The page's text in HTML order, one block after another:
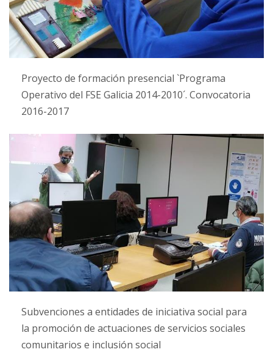
Proyecto de formación presencial `Programa
Operativo del FSE Galicia 2014-2010´. Convocatoria
2016-2017
Subvenciones a entidades de iniciativa social para
la promoción de actuaciones de servicios sociales
comunitarios e inclusión social